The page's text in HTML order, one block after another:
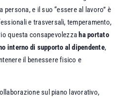
persona, e il suo “essere al lavoro” è
e trasversali, temperamento,
questa consapevolezza ha portato
interno di supporto al dipendente,
il benessere fisico e
sul piano lavorativo,